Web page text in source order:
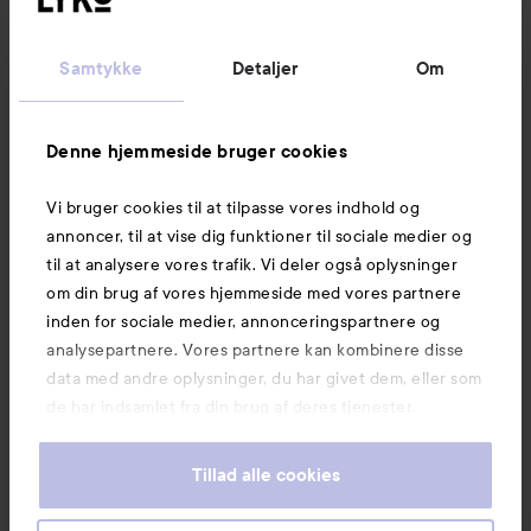
Samtykke Detaljer Om
Denne hjemmeside bruger cookies
Vi bruger cookies til at tilpasse vores indhold og
annoncer, til at vise dig funktioner til sociale medier og
til at analysere vores trafik. Vi deler også oplysninger
om din brug af vores hjemmeside med vores partnere
inden for sociale medier, annonceringspartnere og
analysepartnere. Vores partnere kan kombinere disse
data med andre oplysninger, du har givet dem, eller som
de har indsamlet fra din brug af deres tjenester.
Tillad alle cookies
Kundeservice
Information
Mere at udforske